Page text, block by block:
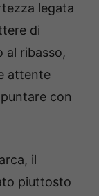
legata
di
al ribasso,
attente
con
il
piuttosto